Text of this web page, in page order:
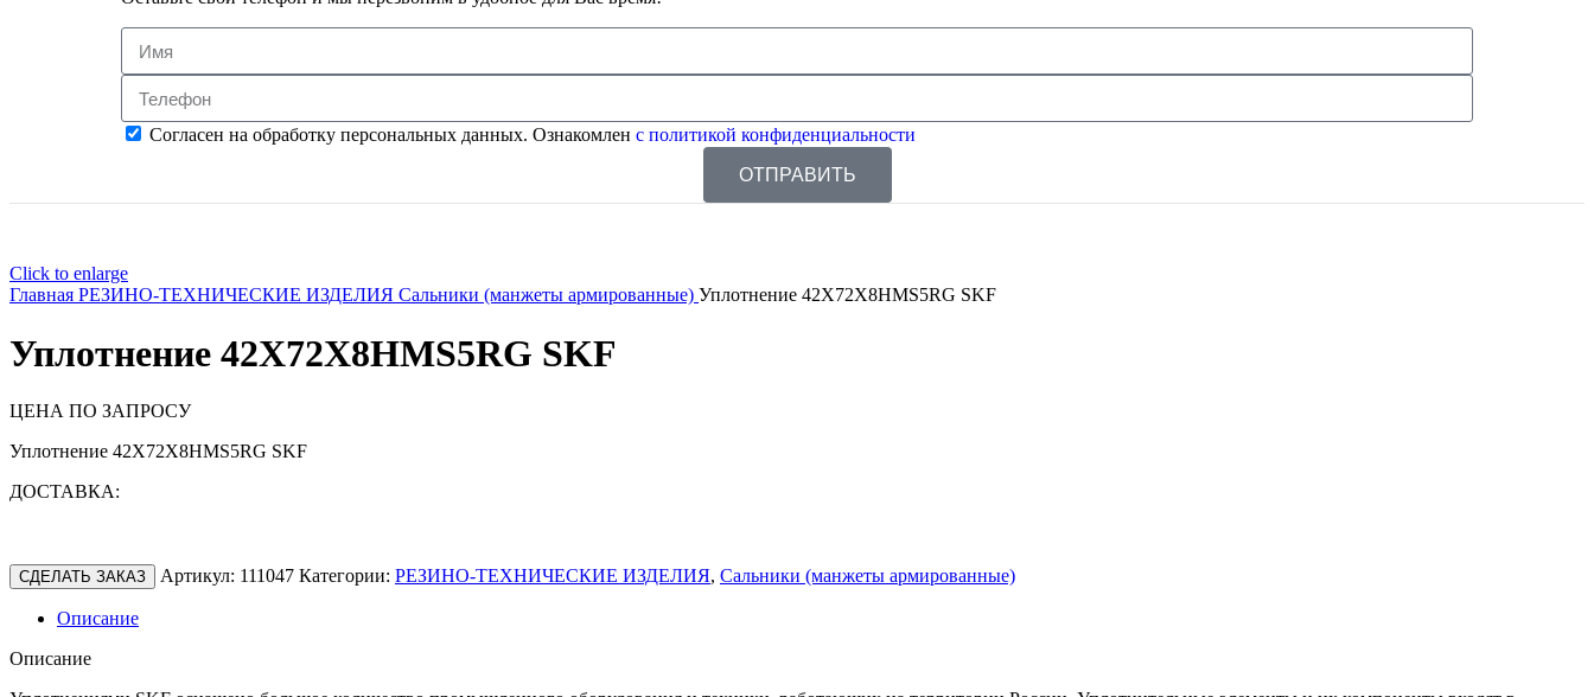
Согласен на обработку персональных данных. Ознакомлен с политикой конфиденциальности
ОТПРАВИТЬ
Click to enlarge
Главная РЕЗИНО-ТЕХНИЧЕСКИЕ ИЗДЕЛИЯ Сальники (манжеты армированные) Уплотнение 42X72X8HMS5RG SKF
Уплотнение 42X72X8HMS5RG SKF
ЦЕНА ПО ЗАПРОСУ
Уплотнение 42X72X8HMS5RG SKF
ДОСТАВКА:
СДЕЛАТЬ ЗАКАЗ Артикул: 111047 Категории: РЕЗИНО-ТЕХНИЧЕСКИЕ ИЗДЕЛИЯ, Сальники (манжеты армированные)
Описание
Описание